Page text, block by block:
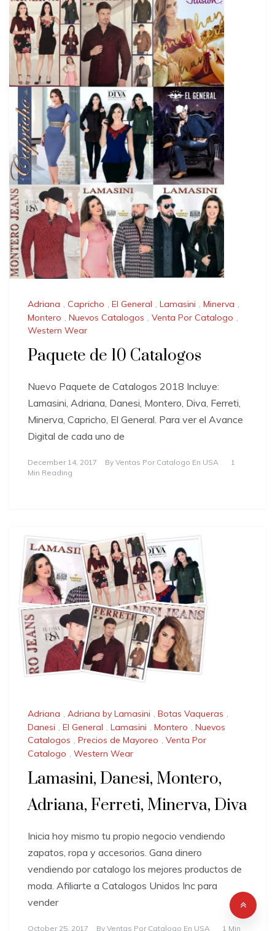
Adriana , Capricho , El General , Lamasini , Minerva ,
Montero , Nuevos Catalogos , Venta Por Catalogo ,
Western Wear
Paquete de 10 Catalogos
Nuevo Paquete de Catalogos 2018 Incluye:
Lamasini, Adriana, Danesi, Montero, Diva, Ferreti,
Minerva, Capricho, El General. Para ver el Avance
Digital de cada uno de
December 14, 2017 By Ventas Por Catalogo En USA
1
Min Reading
Adriana , Adriana by Lamasini , Botas Vaqueras ,
Danesi , El General , Lamasini , Montero , Nuevos
Catalogos , Precios de Mayoreo , Venta Por
Catalogo , Western Wear
Lamasini, Danesi, Montero,
Adriana, Ferreti, Minerva, Diva
Inicia hoy mismo tu propio negocio vendiendo
zapatos, ropa y accesorios. Gana dinero
vendiendo por catalogo los mejores productos de
moda. Afiliarte a Catalogos Unidos Inc para
vender
October 25, 2017 By Ventas Por Catalogo En USA 1 Min